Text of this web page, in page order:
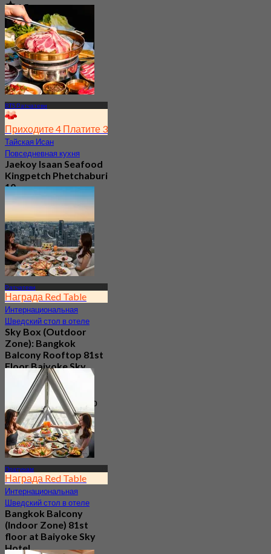
4.5
265 Забронировано
От฿ 1,059
BTS Ратчатеви
Приходите 4 Платите 3
Тайская Исан
Повседневная кухня
Jaekoy Isaan Seafood
Kingpetch Phetchaburi
10
3.8
20 Забронировано
От฿ 299.25
Ратчатеви
Награда Red Table
Интернациональная
Шведский стол в отеле
Sky Box (Outdoor
Zone): Bangkok
Balcony Rooftop 81st
Floor Baiyoke Sky
4.7
2.5K Забронировано
От฿ 2,015
Пратунам
Награда Red Table
Интернациональная
Шведский стол в отеле
Bangkok Balcony
(Indoor Zone) 81st
floor at Baiyoke Sky
Hotel